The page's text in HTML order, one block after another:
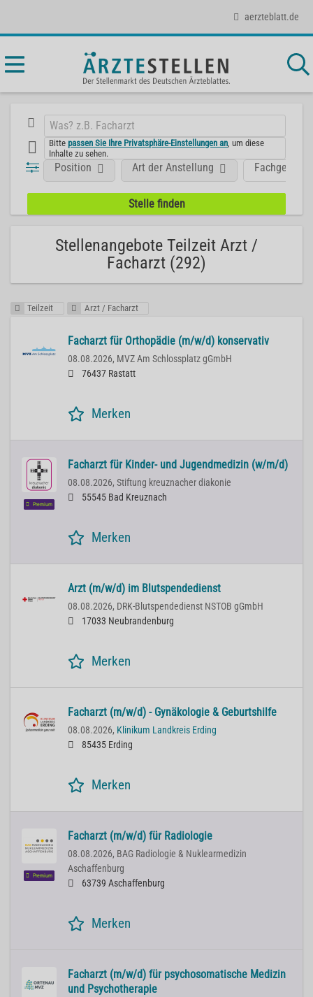
aerzteblatt.de
Bittepassen Sie Ihre Privatsphäre-Einstellungen an , um diese
Inhalte zu sehen.
Position Fachgebiet
Art der Anstellung
Stellenangebote Teilzeit Arzt /
Facharzt (292)
Teilzeit Arzt / Facharzt
Facharzt für Orthopädie (m/w/d) konservativ
08.08.2026, MVZ Am Schlossplatz gGmbH
76437 Rastatt
Merken
Premium
Facharzt für Kinder- und Jugendmedizin (w/m/d)
08.08.2026, Stiftung kreuznacher diakonie
55545 Bad Kreuznach
Merken
Arzt (m/w/d) im Blutspendedienst
08.08.2026, DRK-Blutspendedienst NSTOB gGmbH
17033 Neubrandenburg
Merken
Facharzt (m/w/d) - Gynäkologie & Geburtshilfe
08.08.2026, Klinikum Landkreis Erding
85435 Erding
Merken
Premium
Facharzt (m/w/d) für Radiologie
08.08.2026, BAG Radiologie & Nuklearmedizin
Aschaffenburg
63739 Aschaffenburg
Merken
Facharzt (m/w/d) für psychosomatische Medizin
und Psychotherapie